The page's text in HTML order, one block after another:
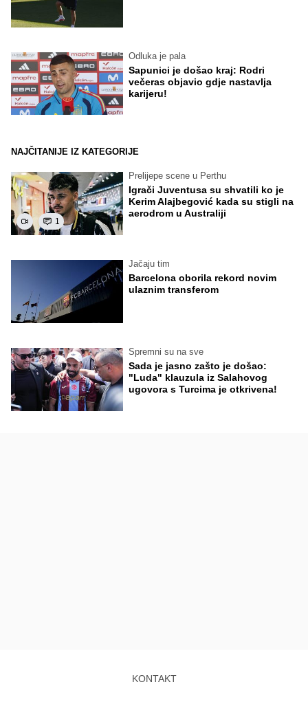
Odluka je pala
Sapunici je došao kraj: Rodri
večeras objavio gdje nastavlja
karijeru!
NAJČITANIJE IZ KATEGORIJE
1
Prelijepe scene u Perthu
Igrači Juventusa su shvatili ko je
Kerim Alajbegović kada su stigli na
aerodrom u Australiji
Jačaju tim
Barcelona oborila rekord novim
ulaznim transferom
Spremni su na sve
Sada je jasno zašto je došao:
"Luda" klauzula iz Salahovog
ugovora s Turcima je otkrivena!
KONTAKT